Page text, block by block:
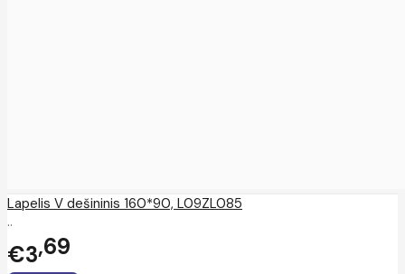
Lapelis V dešininis 160*90, L09ZL085
..
€3 69